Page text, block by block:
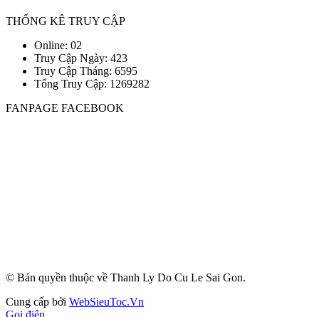
THỐNG KÊ TRUY CẬP
Online: 02
Truy Cập Ngày: 423
Truy Cập Tháng: 6595
Tổng Truy Cập: 1 269282
FANPAGE FACEBOOK
© Bản quyền thuộc về Thanh Ly Do Cu Le Sai Gon.
Cung cấp bởi WebSieuToc.Vn
Gọi điện